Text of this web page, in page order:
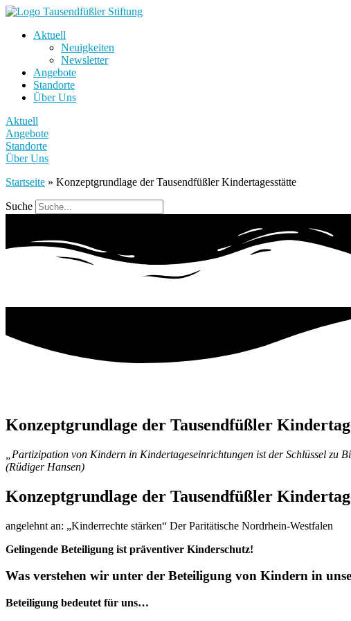
Aktuell
Neuigkeiten
Newsletter
Angebote
Standorte
Über Uns
Aktuell
Angebote
Standorte
Über Uns
Startseite » Konzeptgrundlage der Tausendfüßler Kindertagesstätte
Suche
Konzeptgrundlage der Tausendfüßler
„Partizipation von Kindern in Kindertageseinrichtungen ist der Schlüssel
(Rüdiger Hansen)
Konzeptgrundlage der Tausendfüßler
angelehnt an: „Kinderrechte stärken“ Der Paritätische Nordrhein-Westfalen
Gelingende Beteiligung ist präventiver Kinderschutz!
Was verstehen wir unter der Beteiligung von Kindern in
Beteiligung bedeutet für uns…